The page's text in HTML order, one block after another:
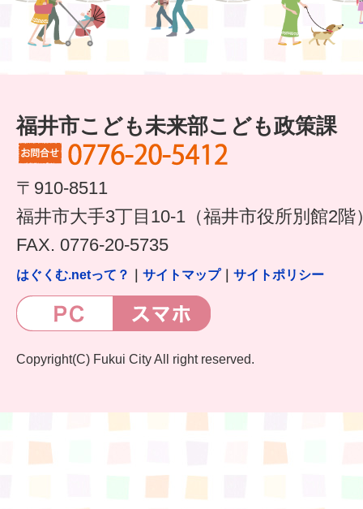
福井市こども未来部こども政策課
〒910-8511
福井市大手3丁目10-1（福井市役所別館2階
FAX. 0776-20-5735
はぐくむ.netって？ サイトマップ｜ サイトポリシー
Copyright(C) Fukui City All right reserved.